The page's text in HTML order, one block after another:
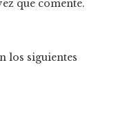
que comente.
los siguientes